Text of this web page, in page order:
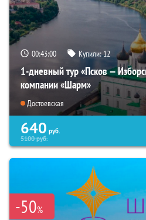
00:42:59 Купили:12
1-дневный тур «Псков —
компании «Шарм»
Достоевская
640 руб.
5100руб.
-50%